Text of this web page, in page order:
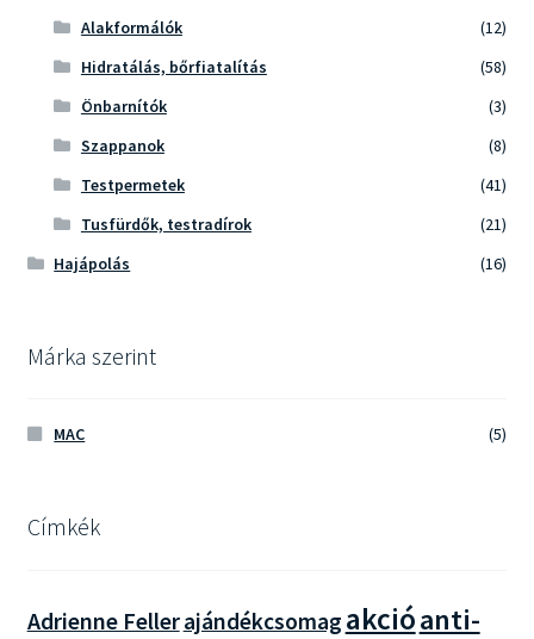
Alakformálók
(12)
Hidratálás, bőrfiatalítás
(58)
Önbarnítók
(3)
Szappanok
(8)
Testpermetek
(41)
Tusfürdők, testradírok
(21)
Hajápolás
(16)
Márka szerint
MAC (5)
Címkék
Adrienne Fellerajándékcsomag akcióanti-